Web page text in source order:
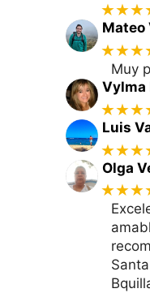
Mateo
Muy
Vylma
Luis
Olga